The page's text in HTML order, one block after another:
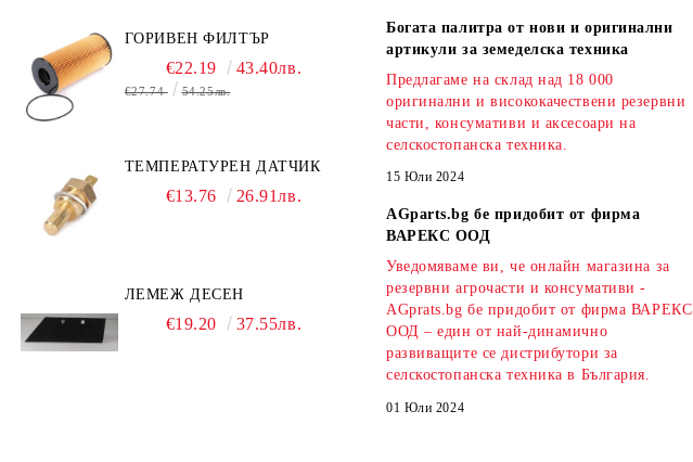
ГОРИВЕН ФИЛТЪР
€22.19 43.40лв.
€27.74 54.25лв.
ТЕМПЕРАТУРЕН ДАТЧИК
€13.76 26.91лв.
ЛЕМЕЖ ДЕСЕН
€19.20 37.55лв.
Богата палитра от нови и оригинални
артикули за земеделска техника
Предлагаме на склад над 18 000
оригинални и висококачествени резервни
части, консумативи и аксесоари на
селскостопанска техника.
15 Юли 2024
AGparts.bg бе придобит от фирма
ВАРЕКС ООД
Уведомяваме ви, че онлайн магазина за
резервни агрочасти и консумативи -
AGprats.bg бе придобит от фирма ВАРЕКС
ООД – един от най-динамично
развиващите се дистрибутори за
селскостопанска техника в България.
01 Юли 2024